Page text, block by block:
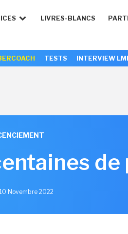
LIVRES-BLANCS
TESTS INTERVIEW LMI
de
Novembre 2022